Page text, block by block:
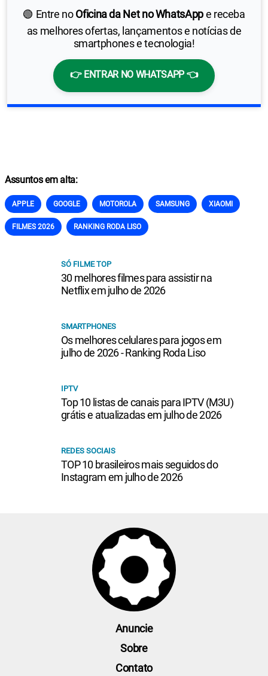
🟢 Entre noOficina da Net no WhatsAppe receba
as melhores ofertas, lançamentos e notícias de
smartphones e tecnologia!
👉 ENTRAR NO WHATSAPP 👈
Assuntos em alta:
APPLE GOOGLE MOTOROLA SAMSUNG XIAOMI
FILMES 2026 RANKING RODA LISO
SÓ FILME TOP
30 melhores filmes para assistir na
Netflix em julho de 2026
SMARTPHONES
Os melhores celulares para jogos em
julho de 2026 - Ranking Roda Liso
IPTV
Top 10 listas de canais para IPTV (M3U)
grátis e atualizadas em julho de 2026
REDES SOCIAIS
TOP 10 brasileiros mais seguidos do
Instagram em julho de 2026
Anuncie
Sobre
Contato